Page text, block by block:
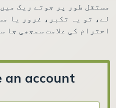
مستقل طور پر جوتے ریک
لے، تو یہ تکبر، غرور یا
احترام کی علامت سمجھی جا
an account